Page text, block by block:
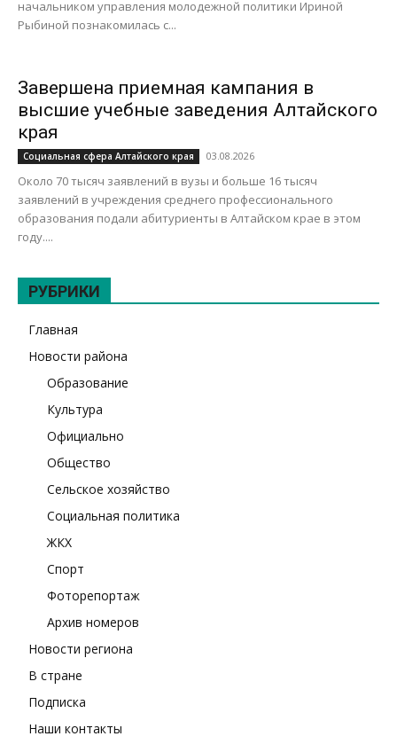
начальником управления молодежной политики Ириной
Рыбиной познакомилась с...
Завершена приемная кампания в
высшие учебные заведения Алтайского
края
Социальная сфера Алтайского края 03.08.2026
Около 70 тысяч заявлений в вузы и больше 16 тысяч
заявлений в учреждения среднего профессионального
образования подали абитуриенты в Алтайском крае в этом
году....
РУБРИКИ
Главная
Новости района
Образование
Культура
Официально
Общество
Сельское хозяйство
Социальная политика
ЖКХ
Спорт
Фоторепортаж
Архив номеров
Новости региона
В стране
Подписка
Наши контакты